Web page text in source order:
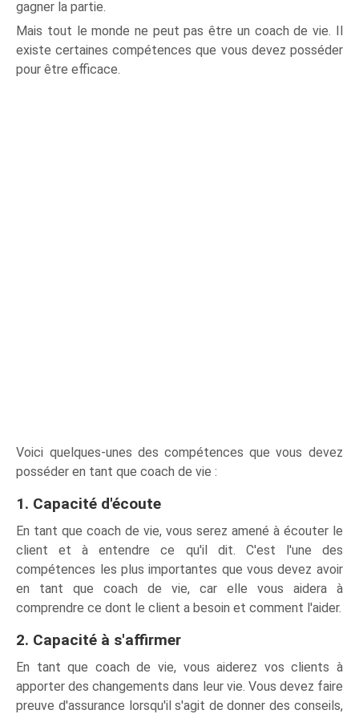
gagner la partie.
Mais tout le monde ne peut pas être un coach de vie. Il
existe certaines compétences que vous devez posséder
pour être efficace.
Voici quelques-unes des compétences que vous devez
posséder en tant que coach de vie :
1. Capacité d'écoute
En tant que coach de vie, vous serez amené à écouter le
client et à entendre ce qu'il dit. C'est l'une des
compétences les plus importantes que vous devez avoir
en tant que coach de vie, car elle vous aidera à
comprendre ce dont le client a besoin et comment l'aider.
2. Capacité à s'affirmer
En tant que coach de vie, vous aiderez vos clients à
apporter des changements dans leur vie. Vous devez faire
preuve d'assurance lorsqu'il s'agit de donner des conseils,